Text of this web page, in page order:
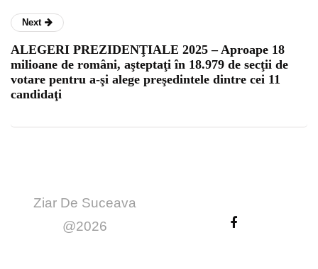
Next
ALEGERI PREZIDENŢIALE 2025 – Aproape 18
milioane de români, aşteptaţi în 18.979 de secţii de
votare pentru a-şi alege preşedintele dintre cei 11
candidaţi
Ziar De Suceava
@2026